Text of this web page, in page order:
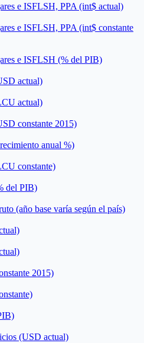
e ISFLSH, PPA (int$ actual)
e ISFLSH, PPA (int$ constante
e ISFLSH (% del PIB)
actual)
actual)
constante 2015)
anual %)
constante)
del PIB)
(año base varía según el país)
2015)
(USD actual)